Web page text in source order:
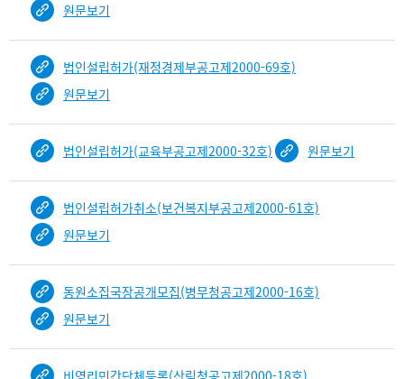
원문보기
법인설립허가(재정경제부공고제2000-69호)
원문보기
법인설립허가(교육부공고제2000-32호) 원문보기
법인설립허가취소(보건복지부공고제2000-61호)
원문보기
동원소집국장공개모집(병무청공고제2000-16호)
원문보기
비영리민간단체등록(산림청공고제2000-18호)